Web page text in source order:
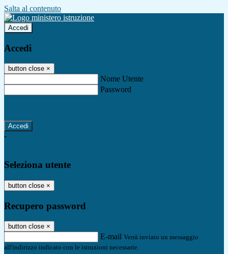
Salta al contenuto
Accedi
Accedi
button close ×
Nome Utente
Password
-
Seleziona utente
button close ×
Recupero password
button close ×
E-mail Verrà inviato un messaggio
all'indirizzo indicato con le istruzioni necessarie.